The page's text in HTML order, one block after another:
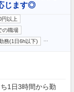
じます◎
円以上
の職場
務(1日6h以下)
1日3時間から勤